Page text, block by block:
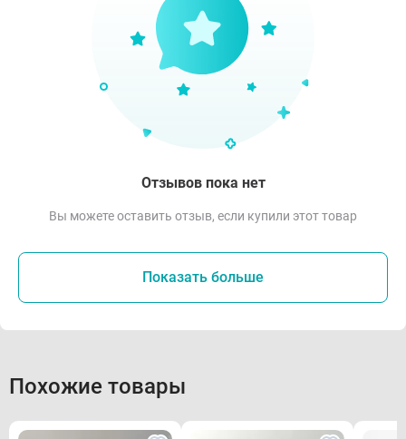
Отзывов пока нет
Вы можете оставить отзыв, если купили этот товар
Показать больше
Похожие товары